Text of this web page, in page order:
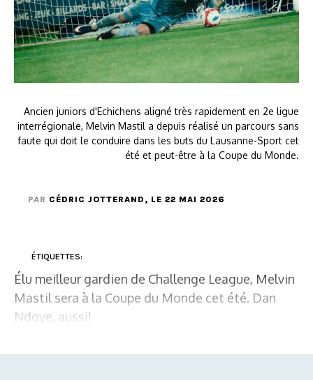
Ancien juniors d'Echichens aligné très rapidement en 2e ligue
interrégionale, Melvin Mastil a depuis réalisé un parcours sans
faute qui doit le conduire dans les buts du Lausanne-Sport cet
été et peut-être à la Coupe du Monde.
PAR CÉDRIC JOTTERAND , LE 22 MAI 2026
ÉTIQUETTES:
Élu meilleur gardien de Challenge League, Melvin
Mastil sera à la Coupe du Monde cet été. Dan
Ndoye, aussi!